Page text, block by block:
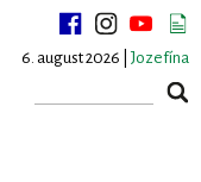
6. august 2026 | Jozefína